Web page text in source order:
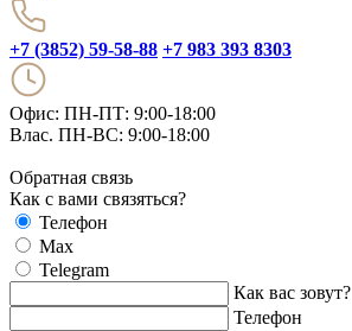
+7 (3852) 59-58-88 +7 983 393 8303
Офис: ПН-ПТ: 9:00-18:00
Влас. ПН-ВС: 9:00-18:00
Обратная связь
Как с вами связяться?
Телефон
Max
Telegram
Как вас зовут?
Телефон